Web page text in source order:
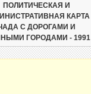
ПОЛИТИЧЕСКАЯ И
КАРТА
С ДОРОГАМИ И
ГОРОДАМИ - 1991